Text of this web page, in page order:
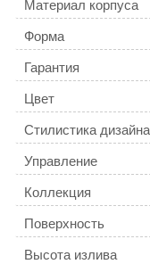
Материал корпуса
Форма
Гарантия
Цвет
Стилистика дизайна
Управление
Коллекция
Поверхность
Высота излива